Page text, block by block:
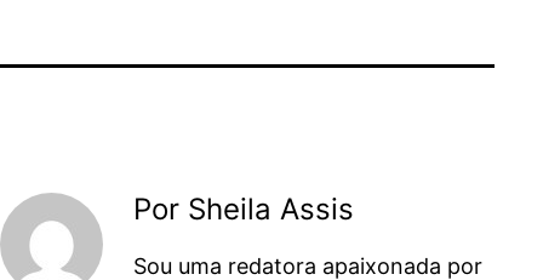
Por Sheila Assis
Sou uma redatora apaixonada por